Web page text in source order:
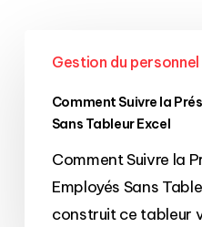
Suivre
Présence
Employés
Sans
Gestion du personnel
Comment Suivre la
Sans Tableur Excel
Comment Suivre la
Employés Sans
construit ce tableur